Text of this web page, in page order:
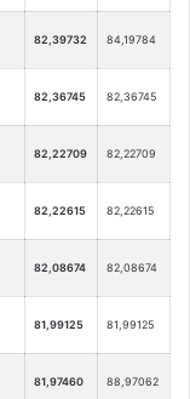
82,39732 84,19784
82,36745 82,36745
82,22709 82,22709
82,22615 82,22615
82,08674 82,08674
81,99125 81,99125
81,97460 88,97062